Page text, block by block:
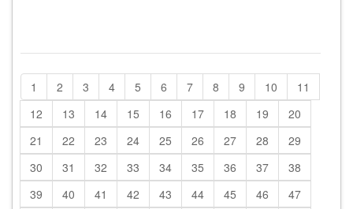
1 2 3 4 5 6 7 8 9 10
11
12
13 14 15 16 17 18 19
20
21
22 23 24 25 26 27 28
29
30
31 32 33 34 35 36 37
38
39
40 41 42 43 44 45 46
47